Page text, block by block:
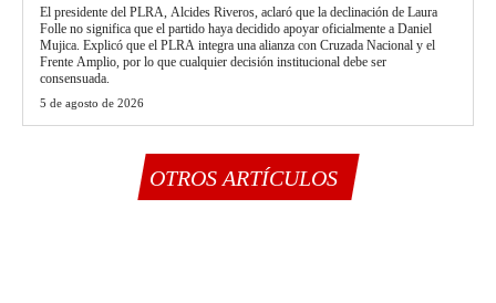
El presidente del PLRA, Alcides Riveros, aclaró que la declinación de Laura
Folle no significa que el partido haya decidido apoyar oficialmente a Daniel
Mujica. Explicó que el PLRA integra una alianza con Cruzada Nacional y el
Frente Amplio, por lo que cualquier decisión institucional debe ser
consensuada.
5 de agosto de 2026
OTROS ARTÍCULOS